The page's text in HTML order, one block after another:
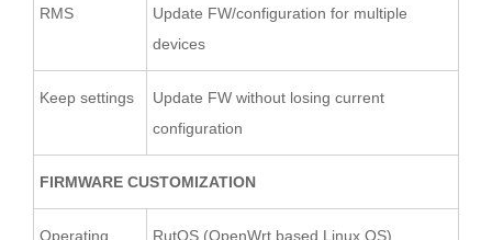
RMS
Update FW/configuration for multiple
devices
Keep settings
Update FW without losing current
configuration
FIRMWARE CUSTOMIZATION
Operating
RutOS (OpenWrt based Linux OS)